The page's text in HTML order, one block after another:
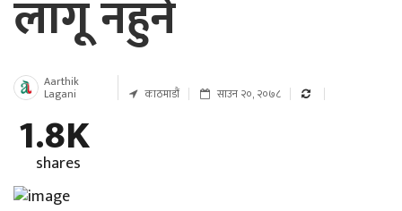
लागू नहुने
Aarthik
Lagani काठमाडौं साउन २०, २०७८
1.8K
shares